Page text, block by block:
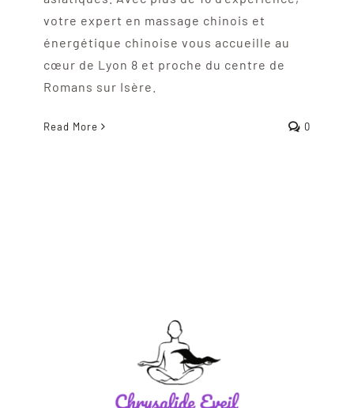
votre expert en massage chinois et
énergétique chinoise vous accueille au
cœur de Lyon 8 et proche du centre de
Romans sur Isère.
Read More 0